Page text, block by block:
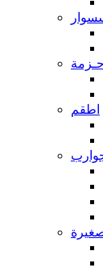
أحـزمة
اطقم